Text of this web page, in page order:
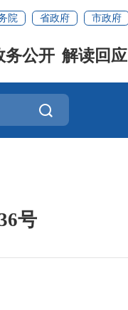
院 省政府 市政府
务公开 解读回应
号